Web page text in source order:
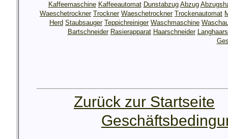
Kaffeemaschine Kaffeeautomat Dunstabzug Abzug
Waeschetrockner Trockner Waeschetrockner Trockenautomat
Herd Staubsauger Teppichreiniger Waschmaschine
Bartschneider Rasierapparat Haarschneider
Zurück zur Startseite